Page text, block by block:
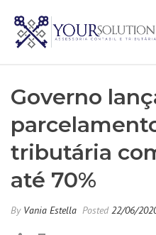
Governo
tributária
até 70%
By Vania Estella Posted22/06/